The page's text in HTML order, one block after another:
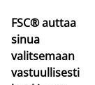
FSC® auttaa
sinua
valitsemaan
vastuullisesti